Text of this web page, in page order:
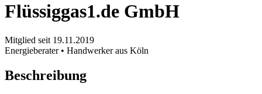
Flüssiggas1.de GmbH
Mitglied seit 19.11.2019
Energieberater • Handwerker aus Köln
Beschreibung